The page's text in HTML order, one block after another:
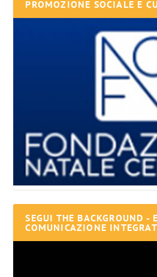
PROMOZIONE SOCIALE E
SEGUI THE BACKGROUND -
COMUNICAZIONE